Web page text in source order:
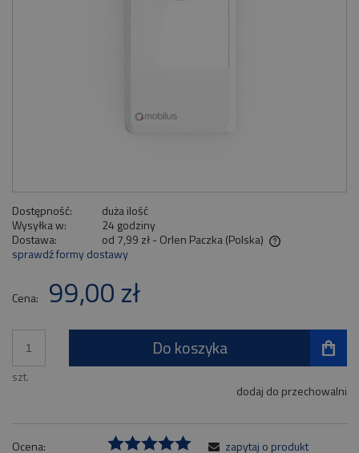
Dostępność:
duża ilość
Wysyłka w:
24 godziny
Dostawa:
od 7,99 zł - Orlen Paczka (Polska)
Cena nie zawiera ewentualnych kosztów płatności
sprawdź formy dostawy
Cena: 99,00 zł
szt.
Do koszyka
dodaj do przechowalni
Ocena:
zapytaj o produkt